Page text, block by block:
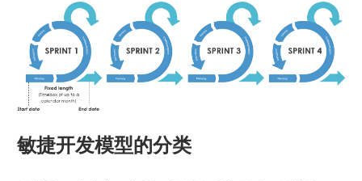
敏捷开发模型的分类